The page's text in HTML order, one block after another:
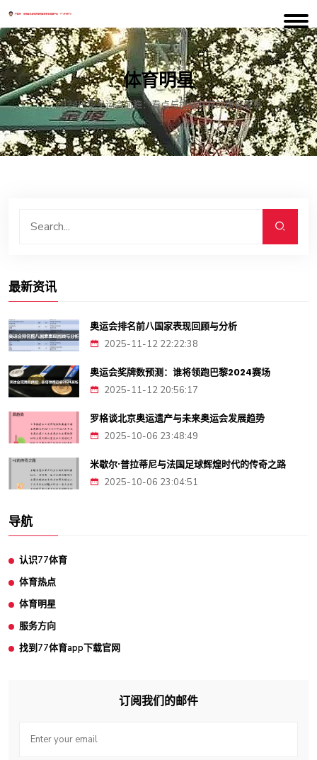
体育明星
2024巴黎奥运会前瞻：看点与挑战并存的体育盛事
最新资讯
奥运会排名前八国家表现回顾与分析
2025-11-12 22:22:38
奥运会奖牌数预测：谁将领跑巴黎2024赛场
2025-11-12 20:56:17
罗格谈北京奥运遗产与未来奥运会发展趋势
2025-10-06 23:48:49
米歇尔·普拉蒂尼与法国足球辉煌时代的传奇之路
2025-10-06 23:04:51
导航
认识77体育
体育热点
体育明星
服务方向
找到77体育app下载官网
订阅我们的邮件